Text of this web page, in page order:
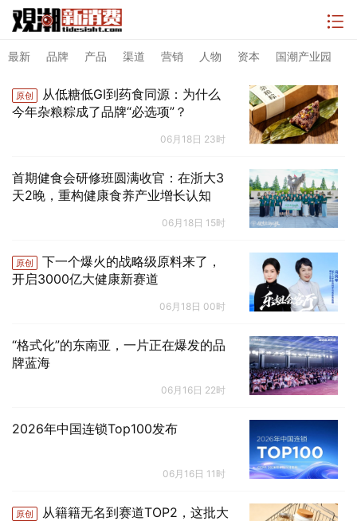
最新 品牌 产品 渠道 营销 人物 资本 国潮产业园
原创
从低糖低GI到药食同源：为什么
今年杂粮粽成了品牌“必选项”？
06月18日 23时
首期健食会研修班圆满收官：在浙大3
天2晚，重构健康食养产业增长认知
06月18日 15时
原创
下一个爆火的战略级原料来了，
开启3000亿大健康新赛道
06月18日 00时
“格式化”的东南亚，一片正在爆发的品
牌蓝海
06月16日 22时
2026年中国连锁Top100发布
06月16日 11时
原创
从籍籍无名到赛道TOP2，这批大